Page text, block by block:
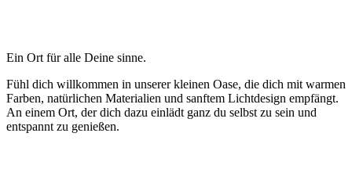
Ein Ort für alle Deine sinne.
Fühl dich willkommen in unserer kleinen Oase, die dich mit warmen
Farben, natürlichen Materialien und sanftem Lichtdesign empfängt.
An einem Ort, der dich dazu einlädt ganz du selbst zu sein und
entspannt zu genießen.